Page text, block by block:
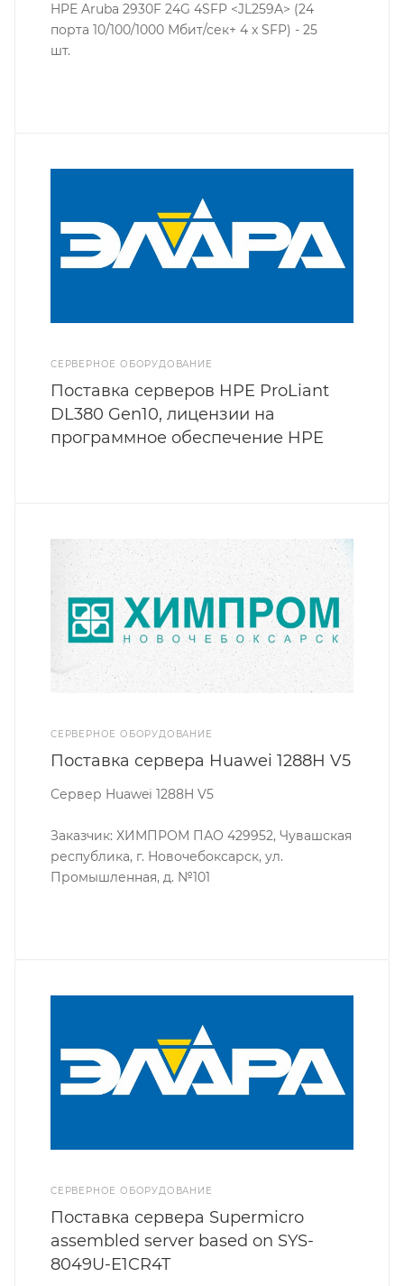
HPE Aruba 2930F 24G 4SFP <JL259A> (24
порта 10/100/1000 Мбит/сек+ 4 x SFP) - 25
шт.
СЕРВЕРНОЕ ОБОРУДОВАНИЕ
Поставка серверов HPE ProLiant
DL380 Gen10, лицензии на
программное обеспечение HPE
СЕРВЕРНОЕ ОБОРУДОВАНИЕ
Поставка сервера Huawei 1288H V5
Сервер Huawei 1288H V5
Заказчик: ХИМПРОМ ПАО 429952, Чувашская
республика, г. Новочебоксарск, ул.
Промышленная, д. №101
СЕРВЕРНОЕ ОБОРУДОВАНИЕ
Поставка сервера Supermicro
assembled server based on SYS-
8049U-E1CR4T